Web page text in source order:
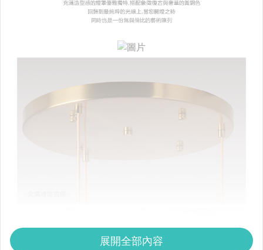
展開全部內容